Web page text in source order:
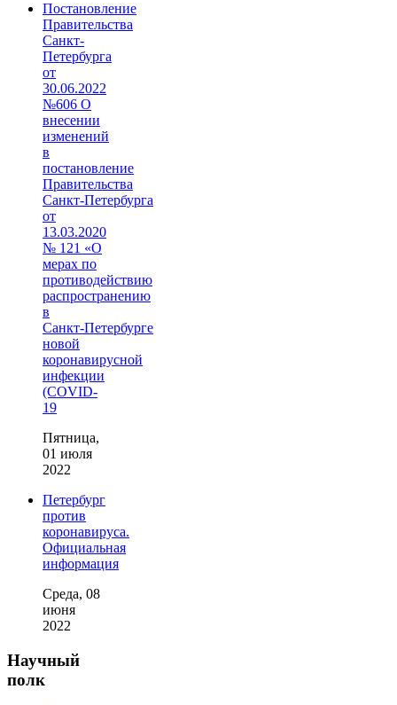
Постановление
Правительства
Санкт-
Петербурга
от
30.06.2022
№606 О
внесении
изменений
в
постановление
Правительства
Санкт‑Петербурга
от
13.03.2020
№ 121 «О
мерах по
противодействию
распространению
в
Санкт‑Петербурге
новой
коронавирусной
инфекции
(COVID-
19
Пятница,
01 июля
2022
Петербург
против
коронавируса.
Официальная
информация
Среда, 08
июня
2022
Научный
полк